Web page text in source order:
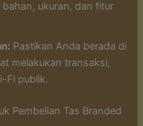
ukuran, dan fitur
Pastikan Anda berada di
melakukan transaksi,
Fi publik.
Pembelian Tas Branded